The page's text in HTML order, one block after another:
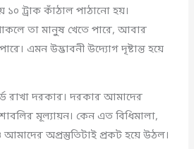
১০ ট্রাক কাঁঠাল পাঠানো হয়।
তা মানুষ খেতে পারে, আবার
এমন উদ্ভাবনী উদ্যোগ দৃষ্টান্ত হয়ে
রাখা দরকার। দরকার আমাদের
মূল্যায়ন। কেন এত বিধিমালা,
অপ্রস্তুতিটাই প্রকট হয়ে উঠল।